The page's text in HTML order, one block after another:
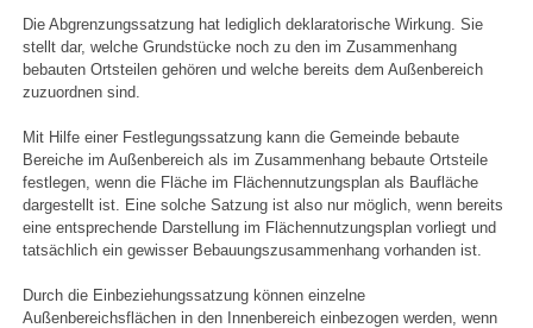
Die Abgrenzungssatzung hat lediglich deklaratorische Wirkung. Sie
stellt dar, welche Grundstücke noch zu den im Zusammenhang
bebauten Ortsteilen gehören und welche bereits dem Außenbereich
zuzuordnen sind.
Mit Hilfe einer Festlegungssatzung kann die Gemeinde bebaute
Bereiche im Außenbereich als im Zusammenhang bebaute Ortsteile
festlegen, wenn die Fläche im Flächennutzungsplan als Baufläche
dargestellt ist. Eine solche Satzung ist also nur möglich, wenn bereits
eine entsprechende Darstellung im Flächennutzungsplan vorliegt und
tatsächlich ein gewisser Bebauungszusammenhang vorhanden ist.
Durch die Einbeziehungssatzung können einzelne
Außenbereichsflächen in den Innenbereich einbezogen werden, wenn